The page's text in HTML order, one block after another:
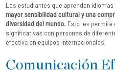
Los estudiantes que aprenden
mayor sensibilidad cultural y una
diversidad del mundo. Esto les
significativas con personas de
efectiva en equipos internacionales.
Comunicación